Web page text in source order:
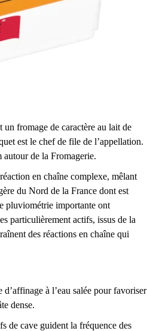
fromage de caractère au lait de
est le chef de file de l’appellation.
de la Fromagerie.
en chaîne complexe, mêlant
du Nord de la France dont est
pluviométrie importante ont
particulièrement actifs, issus de la
des réactions en chaîne qui
à l’eau salée pour favoriser
dense.
de cave guident la fréquence des